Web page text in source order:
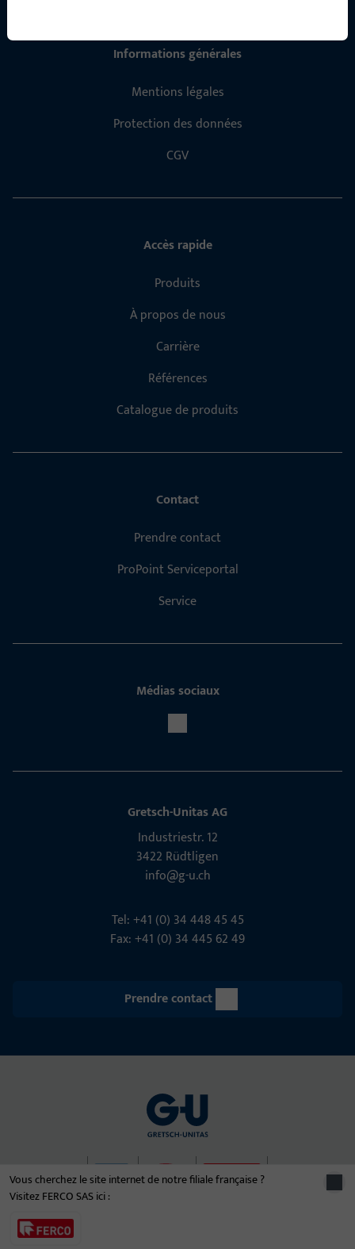
Vous cherchez le site internet de notre filiale française ?
Visitez FERCO SAS ici :
Informations générales
Mentions légales
Protection des données
CGV
Accès rapide
Produits
À propos de nous
Carrière
Références
Catalogue de produits
Contact
Prendre contact
ProPoint Serviceportal
Service
Médias sociaux
Gretsch-Unitas AG
Indu­s­triestr. 12
3422 Rüdt­ligen
info@g-u.ch
Tel: +41 (0) 34 448 45 45
Fax: +41 (0) 34 445 62 49
Prendre contact